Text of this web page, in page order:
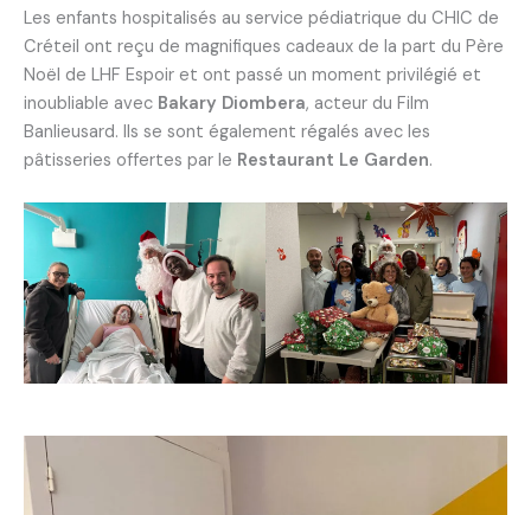
Les enfants hospitalisés au service pédiatrique du CHIC de
Créteil ont reçu de magnifiques cadeaux de la part du Père
Noël de LHF Espoir et ont passé un moment privilégié et
inoubliable avec Bakary Diombera, acteur du Film
Banlieusard. Ils se sont également régalés avec les
pâtisseries offertes par le Restaurant Le Garden.